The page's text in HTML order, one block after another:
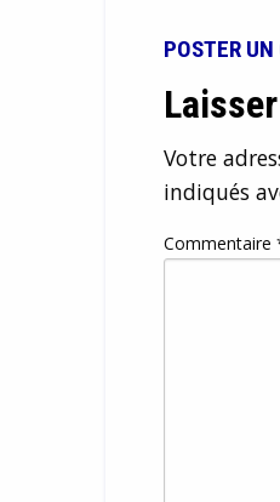
POSTER
Votre
indiqués
Commentaire